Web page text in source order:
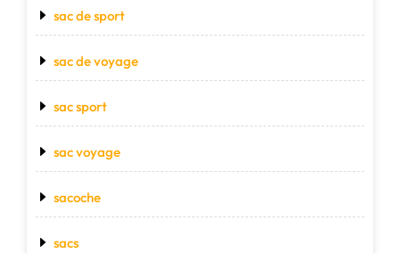
sac de sport
sac de voyage
sac sport
sac voyage
sacoche
sacs